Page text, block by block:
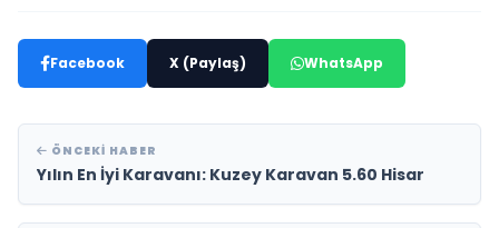
Facebook X (Paylaş) WhatsApp
ÖNCEKI HABER
Yılın En İyi Karavanı: Kuzey Karavan 5.60 Hisar